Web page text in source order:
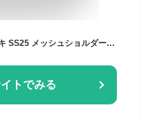
トでみる